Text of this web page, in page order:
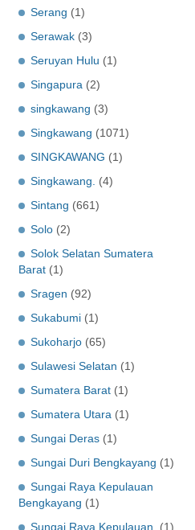
Serang (1)
Serawak (3)
Seruyan Hulu (1)
Singapura (2)
singkawang (3)
Singkawang (1071)
SINGKAWANG (1)
Singkawang.
(4)
Sintang (661)
Solo (2)
Solok Selatan Sumatera
Barat (1)
Sragen (92)
Sukabumi (1)
Sukoharjo (65)
Sulawesi Selatan (1)
Sumatera Barat (1)
Sumatera Utara (1)
Sungai Deras (1)
Sungai Duri Bengkayang (1)
Sungai Raya Kepulauan
Bengkayang (1)
Sungai Raya Kepulauan.
(1)